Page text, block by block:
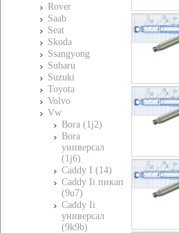
Rover
Saab
Seat
Skoda
Ssangyong
Subaru
Suzuki
Toyota
Volvo
Vw
Bora (1j2)
Bora
универсал
(1j6)
Caddy I (14)
Caddy Ii пикап
(9u7)
Caddy Ii
универсал
(9k9b)